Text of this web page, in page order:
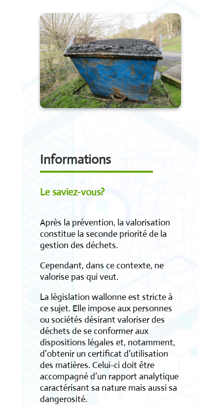
Informations
Le saviez-vous?
Après la prévention, la valorisation
constitue la seconde priorité de la
gestion des déchets.
Cependant, dans ce contexte, ne
valorise pas qui veut.
La législation wallonne est stricte à
ce sujet. Elle impose aux personnes
ou sociétés désirant valoriser des
déchets de se conformer aux
dispositions légales et, notamment,
d’obtenir un certificat d’utilisation
des matières. Celui-ci doit être
accompagné d’un rapport analytique
caractérisant sa nature mais aussi sa
dangerosité.